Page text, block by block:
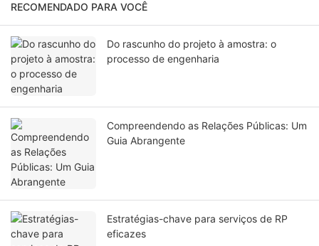
RECOMENDADO PARA VOCÊ
Do rascunho do projeto à amostra: o
processo de engenharia
Compreendendo as Relações Públicas: Um
Guia Abrangente
Estratégias-chave para serviços de RP
eficazes